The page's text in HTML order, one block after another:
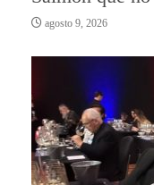
agosto 9, 2026